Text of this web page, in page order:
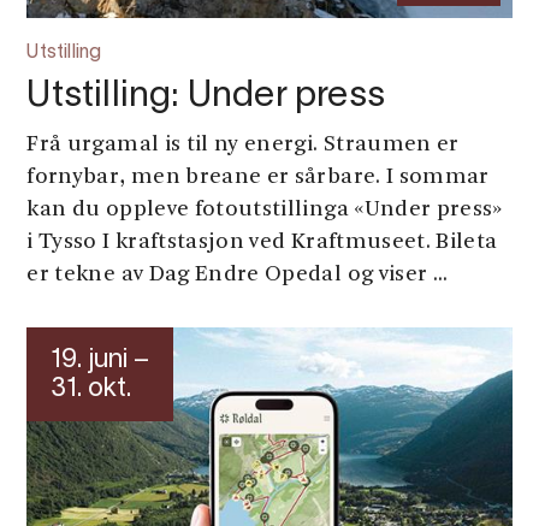
Utstilling
Utstilling: Under press
Frå urgamal is til ny energi. Straumen er
fornybar, men breane er sårbare. I sommar
kan du oppleve fotoutstillinga «Under press»
i Tysso I kraftstasjon ved Kraftmuseet. Bileta
er tekne av Dag Endre Opedal og viser ...
19. juni –
31. okt.